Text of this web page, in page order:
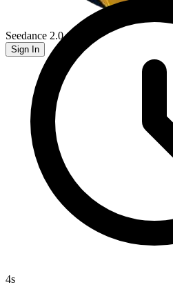
Seedance 2.0
Sign In
4s